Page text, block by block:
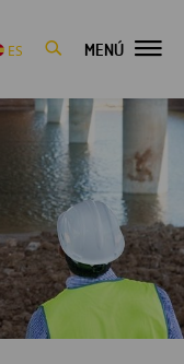
ES MENÚ